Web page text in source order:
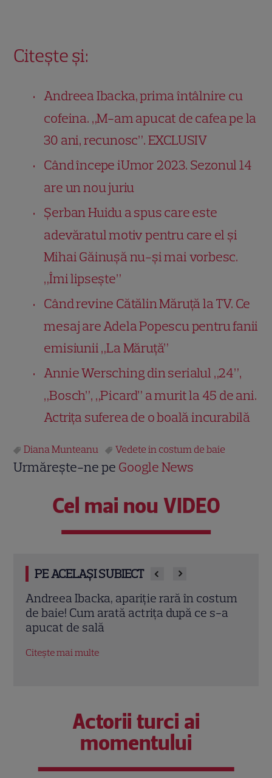
Citește și:
Andreea Ibacka, prima întâlnire cu
cofeina. „M-am apucat de cafea pe la
30 ani, recunosc”. EXCLUSIV
Când începe iUmor 2023. Sezonul 14
are un nou juriu
Șerban Huidu a spus care este
adevăratul motiv pentru care el și
Mihai Găinușă nu-și mai vorbesc.
„Îmi lipsește”
Când revine Cătălin Măruță la TV. Ce
mesaj are Adela Popescu pentru fanii
emisiunii „La Măruță”
Annie Wersching din serialul „24”,
„Bosch”, „Picard” a murit la 45 de ani.
Actrița suferea de o boală incurabilă
Diana Munteanu Vedete in costum de baie
Urmărește-ne pe Google News
Cel mai nou VIDEO
PE ACELAȘI SUBIECT
Sofia Vergara, apariție spectaculoasă în
costum de baie la 54 de ani. Cum s-a
distrat actrița în Italia
Citește mai multe
Actorii turci ai
momentului